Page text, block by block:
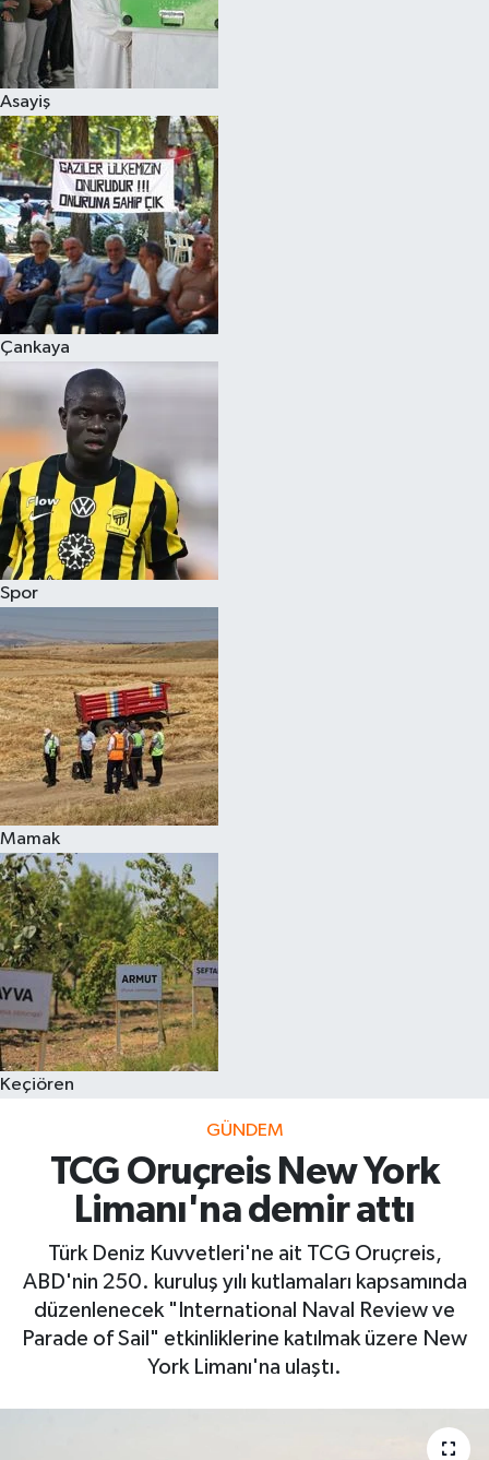
Asayiş
Çankaya
Spor
Mamak
Keçiören
GÜNDEM
TCG Oruçreis New York
Limanı'na demir attı
Türk Deniz Kuvvetleri'ne ait TCG Oruçreis,
ABD'nin 250. kuruluş yılı kutlamaları kapsamında
düzenlenecek "International Naval Review ve
Parade of Sail" etkinliklerine katılmak üzere New
York Limanı'na ulaştı.